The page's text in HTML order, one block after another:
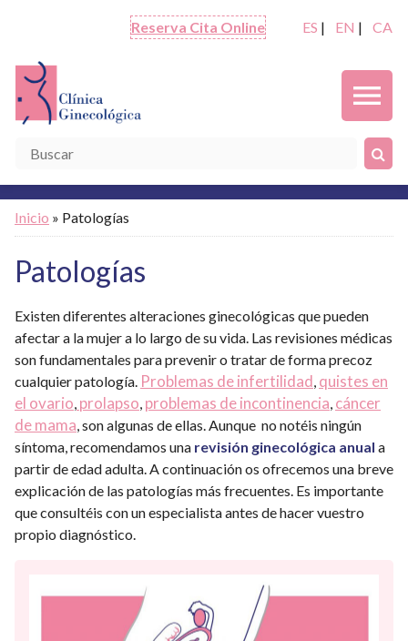
Reserva Cita Online ES | EN | CA
menu
Inicio » Patologías
Patologías
Existen diferentes alteraciones ginecológicas que pueden
afectar a la mujer a lo largo de su vida. Las revisiones médicas
son fundamentales para prevenir o tratar de forma precoz
cualquier patología. Problemas de infertilidad, quistes en
el ovario, prolapso, problemas de incontinencia, cáncer
de mama, son algunas de ellas. Aunque no notéis ningún
síntoma, recomendamos una revisión ginecológica anual a
partir de edad adulta. A continuación os ofrecemos una breve
explicación de las patologías más frecuentes. Es importante
que consultéis con un especialista antes de hacer vuestro
propio diagnóstico.